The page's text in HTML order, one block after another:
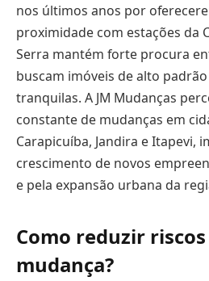
nos últimos anos por
proximidade com estações da
Serra mantém forte procura
buscam imóveis de alto
tranquilas. A JM Mudanças
constante de mudanças em
Carapicuíba, Jandira e Itapevi,
crescimento de novos
e pela expansão urbana da
Como reduzir
mudança?